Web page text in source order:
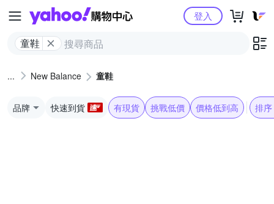
Yahoo購物中心
童鞋
登入
New Balance 童鞋
品牌 快速到貨 有現貨 挑戰低價 價格低到高 排序